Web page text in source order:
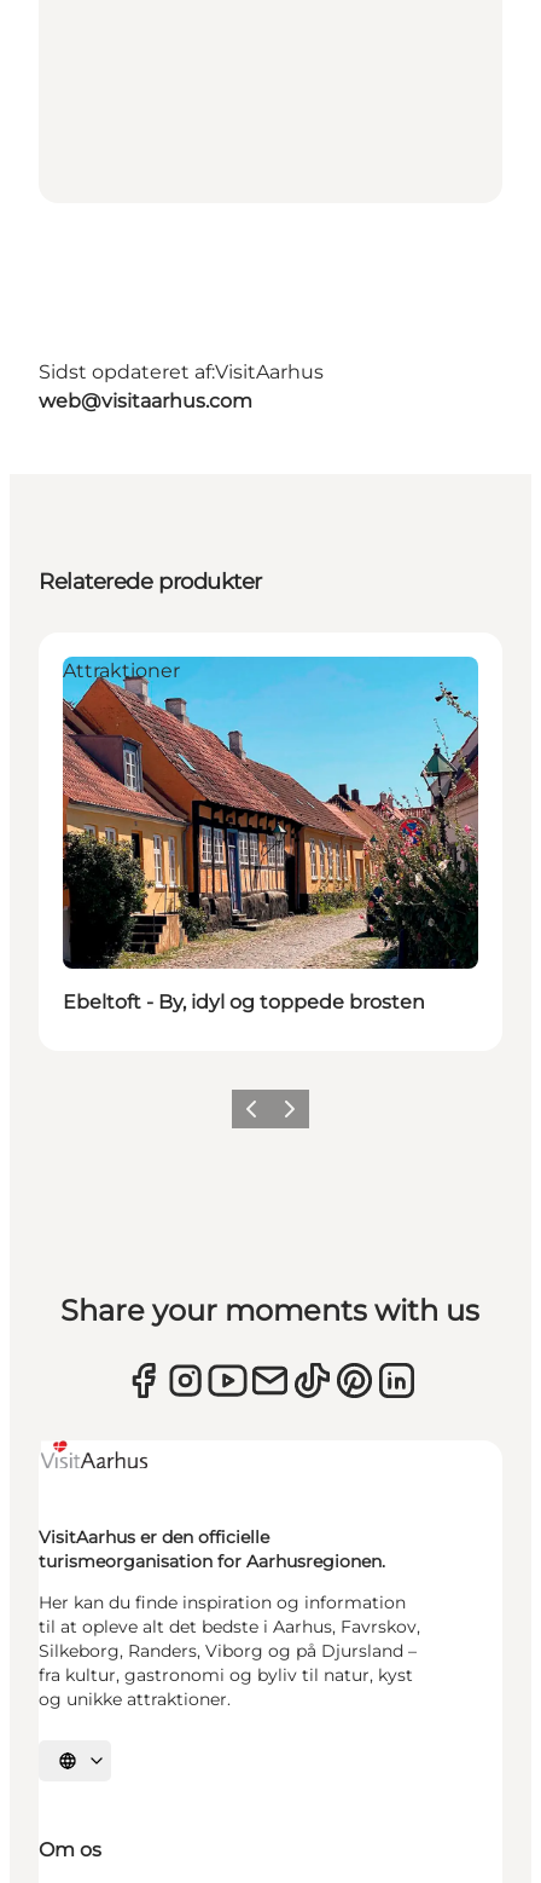
Sidst opdateret af:VisitAarhus
web@visitaarhus.com
Relaterede produkter
Attraktioner
Ebeltoft - By, idyl og toppede brosten
ForrigeNæste
Share your moments with us
VisitAarhus er den officielle
turismeorganisation for Aarhusregionen.
Her kan du finde inspiration og information
til at opleve alt det bedste i Aarhus, Favrskov,
Silkeborg, Randers, Viborg og på Djursland –
fra kultur, gastronomi og byliv til natur, kyst
og unikke attraktioner.
Vælg sprog
Om os